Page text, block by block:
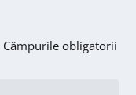
Câmpurile obligatorii